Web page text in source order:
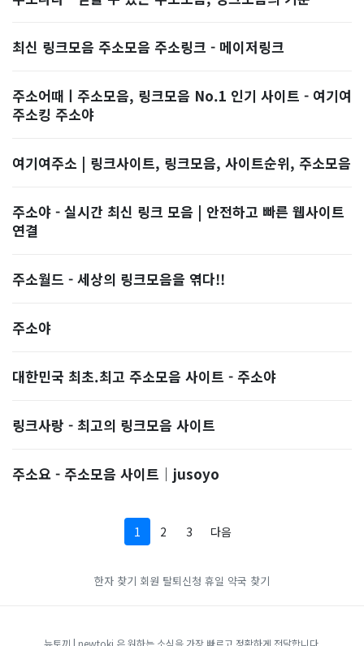
최신 링크모음 주소모음 주소링크 - 메이저링크
주소어때ㅣ주소모음, 링크모음 No.1 인기 사이트 - 여기여
주소킹 주소야
여기여주소 | 링크사이트, 링크모음, 사이트순위, 주소모음
주소야 - 실시간 최신 링크 모음 | 안전하고 빠른 웹사이트
연결
주소월드 - 세상의 링크모음을 엮다!!
주소야
대한민국 최초.최고 주소모음 사이트 - 주소야
링크사랑 - 최고의 링크모음 사이트
주소요 - 주소모음 사이트｜jusoyo
1 2 3 다음
한자 찾기 회원 탈퇴신청 휴일 약국 찾기
뉴토끼 | newtoki 은 원하는 소식을 가장 빠르고 정확하게 전달합니다.